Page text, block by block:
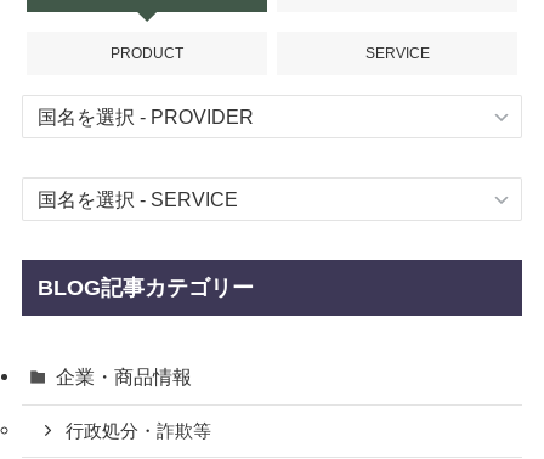
PRODUCT SERVICE
BLOG記事カテゴリー
企業・商品情報
行政処分・詐欺等